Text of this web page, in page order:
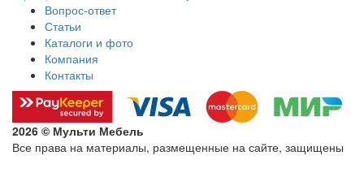
Вопрос-ответ
Статьи
Каталоги и фото
Компания
Контакты
2026 © Мульти Мебель
Все права на материалы, размещенные на сайте, защищены